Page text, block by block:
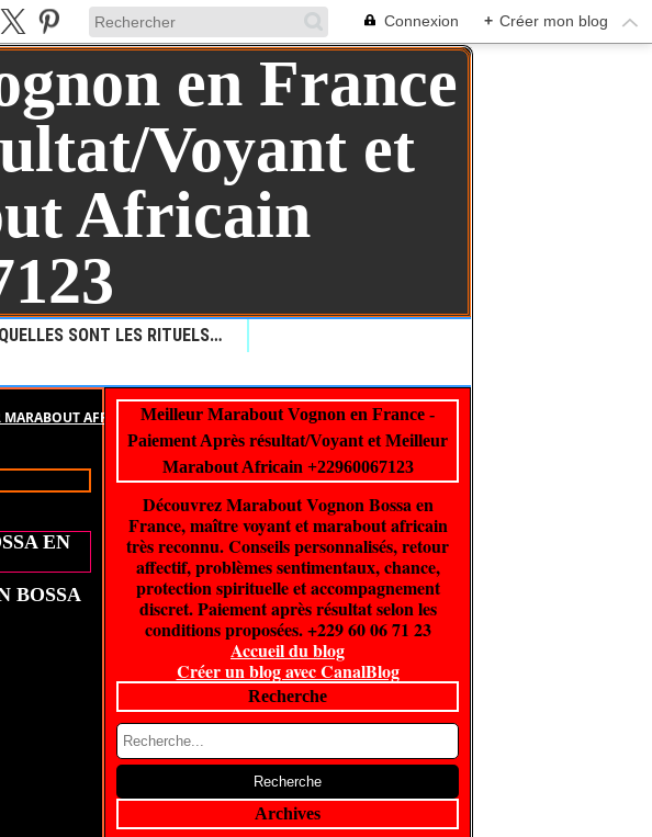
Connexion + Créer mon blog
QUELLES SONT LES RITUELS VAUDOU: COMMENT LES RITUELS VAUDOU PEUVENT AIDER ?+229 99 01 00 62
MARABOUT AFRICAIN +22960067123
EN
Meilleur Marabout Vognon en France -
Paiement Après résultat/Voyant et Meilleur
Marabout Africain +22960067123
Découvrez Marabout Vognon Bossa en
France, maître voyant et marabout africain
très reconnu. Conseils personnalisés, retour
affectif, problèmes sentimentaux, chance,
protection spirituelle et accompagnement
discret. Paiement après résultat selon les
conditions proposées. +229 60 06 71 23
Accueil du blog
Créer un blog avec CanalBlog
Recherche
Archives